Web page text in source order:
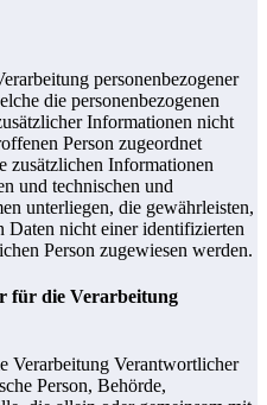
personenbezogener
die personenbezogenen
Informationen nicht
Person zugeordnet
zusätzlichen Informationen
und technischen und
unterliegen, die gewährleisten,
Daten nicht einer identifizierten
Person zugewiesen werden.
die Verarbeitung
Verarbeitung Verantwortlicher
Person, Behörde,